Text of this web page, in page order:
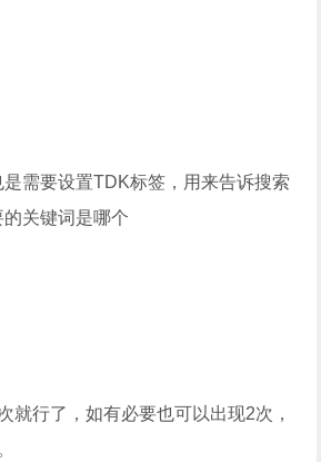
需要设置TDK标签，用来告诉搜索
关键词是哪个
就行了，如有必要也可以出现2次，